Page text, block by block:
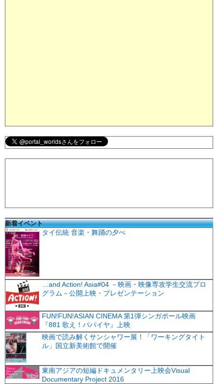
新着イベント
タイ伝統 音楽・舞踊の夕べ
…and Action! Asia#04 －映画・映像専攻学生交流プロ
グラム－公開上映・プレゼンテーション
FUN!FUN!ASIAN CINEMA 第1弾シンガポール映画
『881 歌え！パパイヤ』上映
映画で読み解くサンシャワー展！「ワーキングタイト
ル」国立新美術館で開催
東南アジアの短編ドキュメンタリー上映会Visual
Documentary Project 2016